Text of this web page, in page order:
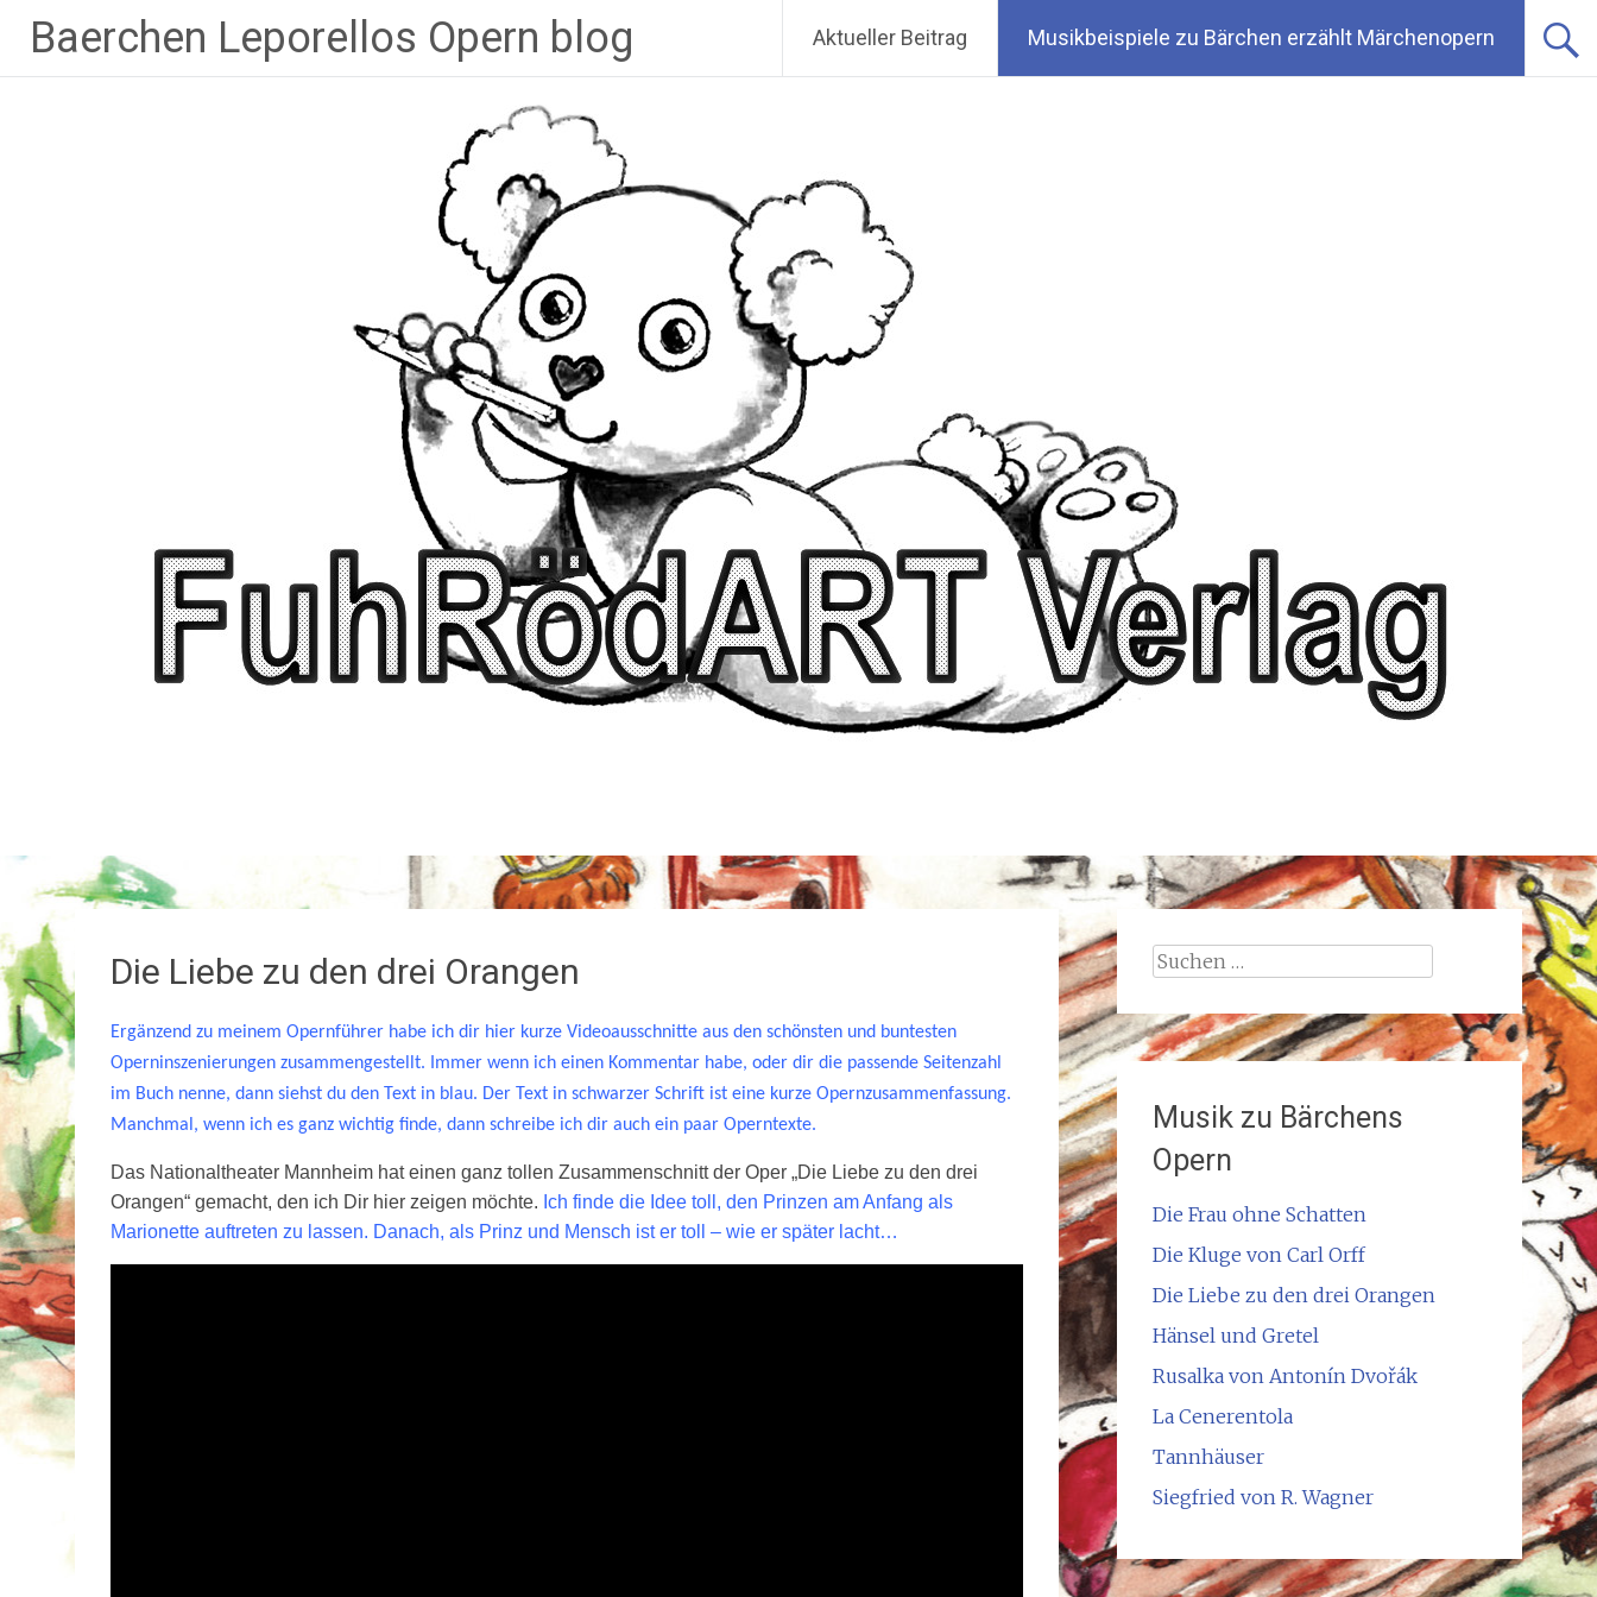
Inhalt
springen
Baerchen Leporellos Opern blog Aktueller Beitrag Musikbeispiele zu Bärchen erzählt Märchenopern
Die Liebe zu den drei Orangen
Ergänzend zu meinem Opernführer habe ich dir hier kurze Videoausschnitte aus den schönsten und buntesten
Operninszenierungen zusammengestellt. Immer wenn ich einen Kommentar habe, oder dir die passende Seitenzahl
im Buch nenne, dann siehst du den Text in blau. Der Text in schwarzer Schrift ist eine kurze Opernzusammenfassung.
Manchmal, wenn ich es ganz wichtig finde, dann schreibe ich dir auch ein paar Operntexte.
Das Nationaltheater Mannheim hat einen ganz tollen Zusammenschnitt der Oper „Die Liebe zu den drei
Orangen“ gemacht, den ich Dir hier zeigen möchte. Ich finde die Idee toll, den Prinzen am Anfang als
Marionette auftreten zu lassen. Danach, als Prinz und Mensch ist er toll – wie er später lacht…
Suchen
Musik zu Bärchens
Opern
Die Frau ohne Schatten
Die Kluge von Carl Orff
Die Liebe zu den drei Orangen
Hänsel und Gretel
Rusalka von Antonín Dvořák
La Cenerentola
Tannhäuser
Siegfried von R. Wagner